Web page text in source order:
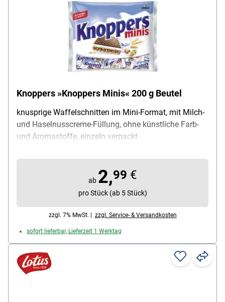
Knoppers »Knoppers Minis« 200 g Beutel
knusprige Waffelschnitten im Mini-Format, mit Milch-
und Haselnusscreme-Füllung, ohne künstliche Farb-
und Aromastoffe, einzeln verpackt
ab 2,99 €
pro Stück (ab 5 Stück)
zzgl. 7% MwSt. | zzgl. Service- & Versandkosten
sofort lieferbar, Lieferzeit 1 Werktag